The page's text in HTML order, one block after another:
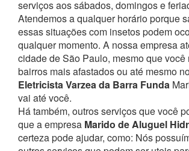
serviços aos sábados, domingos e
Atendemos a qualquer horário porque
essas situações com insetos podem
qualquer momento. A nossa empresa
cidade de São Paulo, mesmo que você
bairros mais afastados ou até mesmo
Eletricista Varzea da Barra Funda
vai até você.
Há também, outros serviços que você
que a empresa Marido de Aluguel
certeza pode ajudar, como: Nós